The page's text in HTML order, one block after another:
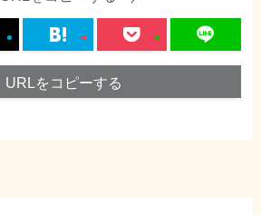
URLをコピーする